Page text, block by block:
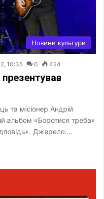
Новини культури
10:35 0 424
та місіонер Андрій
альбом «Боротися треба»
Джерело:…